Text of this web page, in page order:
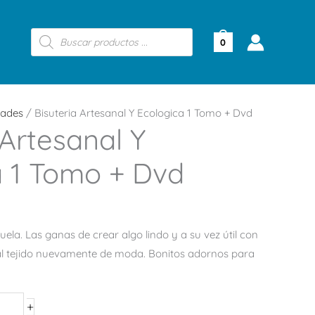
Búsqueda
de
productos
0
/ Bisuteria Artesanal Y Ecologica 1 Tomo + Dvd
Y
Tomo + Dvd
Las ganas de crear algo lindo y a su vez útil con
tejido nuevamente de moda. Bonitos adornos para
+